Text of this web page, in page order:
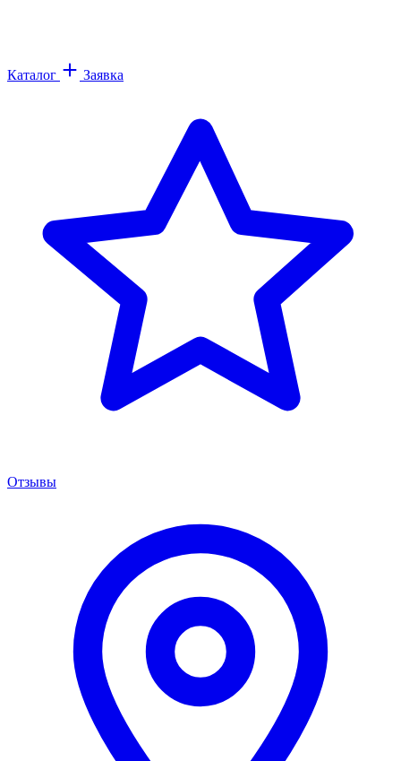
Каталог Заявка
Отзывы
Менеджер сервиса
Онлайн · отвечаем за 5 мин
Здравствуйте! 👋 Подскажите марку,
модель и год вашего авто — расскажу про